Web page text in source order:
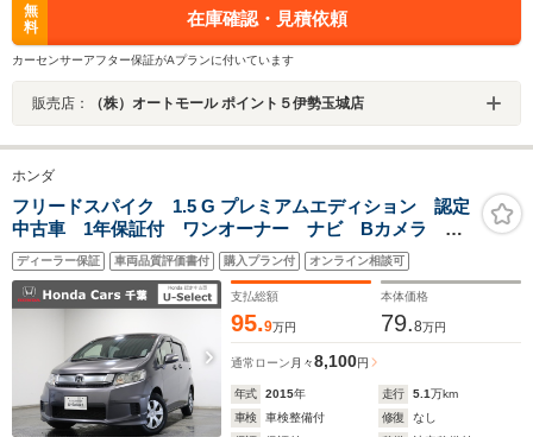
無
料
在庫確認・見積依頼
カーセンサーアフター保証がAプランに付いています
販売店： （株）オートモール ポイント５伊勢玉城店
ホンダ
フリードスパイク 1.5 G プレミアムエディション 認定
中古車 1年保証付 ワンオーナー ナビ Bカメラ
ETC 運転支援
ディーラー保証 車両品質評価書付 購入プラン付 オンライン相談可
支払総額
95.9万円
本体価格
79.8万円
通常ローン 月々8,100円
年式 2015年 走行 5.1万km
車検
車検整備付 修復
なし